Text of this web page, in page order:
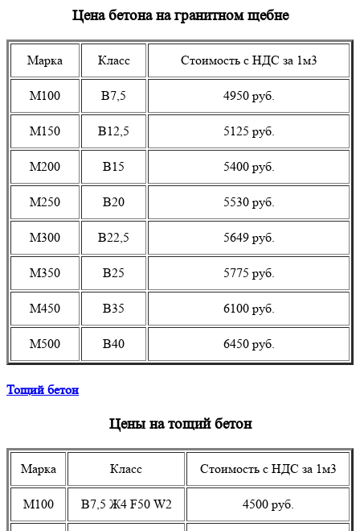
Цена бетона на гранитном щебне
Марка Класс Стоимость с НДС за 1м3
М100 В7,5 4950 руб.
М150 В12,5 5125 руб.
М200 В15 5400 руб.
М250 В20 5530 руб.
М300 В22,5 5649 руб.
М350 В25 5775 руб.
М450 В35 6100 руб.
М500 В40 6450 руб.
Тощий бетон
Цены на тощий бетон
Марка Класс Стоимость с НДС за 1м3
М100 B7,5 Ж4 F50 W2 4500 руб.